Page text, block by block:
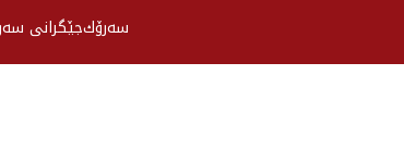
سەرۆكجێگرانی